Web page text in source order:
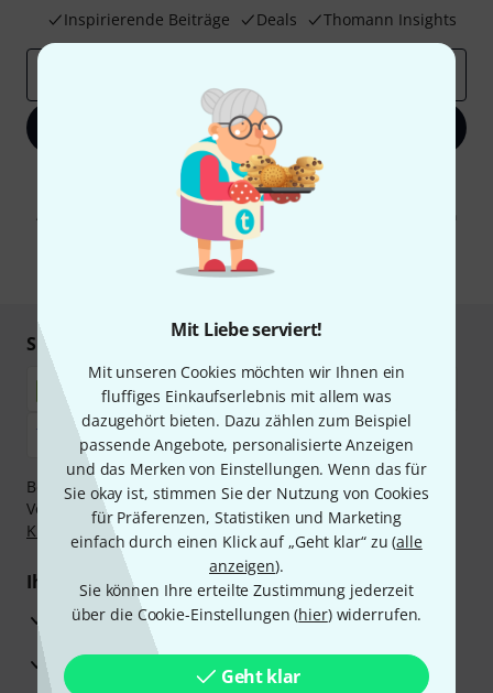
Mit Liebe serviert!
Mit unseren Cookies möchten wir Ihnen ein
fluffiges Einkaufserlebnis mit allem was
dazugehört bieten. Dazu zählen zum Beispiel
passende Angebote, personalisierte Anzeigen
und das Merken von Einstellungen. Wenn das für
Sie okay ist, stimmen Sie der Nutzung von Cookies
für Präferenzen, Statistiken und Marketing
einfach durch einen Klick auf „Geht klar“ zu (alle
anzeigen).
Sie können Ihre erteilte Zustimmung jederzeit
über die Cookie-Einstellungen (hier) widerrufen.
Geht klar
Inspirierende Beiträge
Deals Thomann Insights
Jetzt anmelden
Mit Klick auf „Jetzt anmelden“ stimmen Sie dem Erhalt von E-Mail-
Werbung und einer Messung des E-Mail-Nutzungsverhaltens zu. Die
Abmeldung ist jederzeit möglich. Weitere Informationen finden Sie in
unseren
Datenschutzhinweisen
* Pflichtfeld
Sicher einkaufen & bezahlen
Bezahlen Sie vertraulich und sicher per Nachnahme,
Vorkasse, PayPal, Amazon Pay, Klarna Sofort bezahlen
Klarna Ratenzahlungoder Kreditkarte.
Ihre Vorteile
3 Jahre Thomann Garantie
30 Tage Money-Back-Garantie